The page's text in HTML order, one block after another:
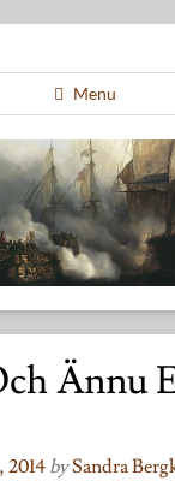
Menu
Ännu
2014 bySandra